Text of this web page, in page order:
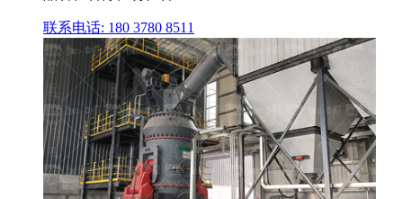
联系电话: 180 3780 8511